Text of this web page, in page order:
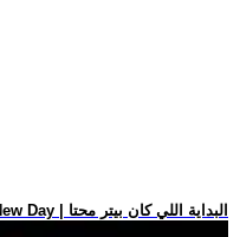
.. فيلم Spider-Man: Brand New Day | البداية اللي كان بيتر محتا